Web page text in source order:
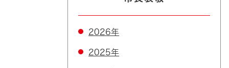
2026年
2025年